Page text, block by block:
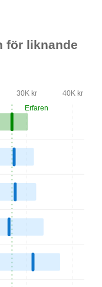
för liknande
30K kr 40K kr
Erfaren